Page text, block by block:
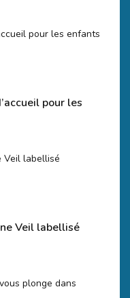
pour les
Veil labellisé